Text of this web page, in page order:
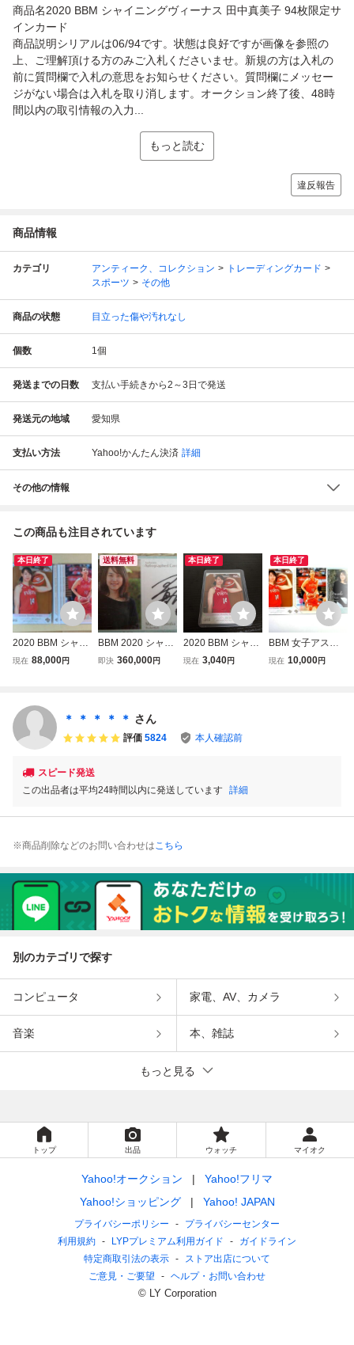
商品名2020 BBM シャイニングヴィーナス 田中真美子 94枚限定サ
インカード
商品説明シリアルは06/94です。状態は良好ですが画像を参照の
上、ご理解頂ける方のみご入札くださいませ。新規の方は入札の
前に質問欄で入札の意思をお知らせください。質問欄にメッセー
ジがない場合は入札を取り消します。オークション終了後、48時
間以内の取引情報の入力...
もっと読む
違反報告
商品情報
カテゴリ アンティーク、コレクション
トレーディングカード
スポーツ
その他
商品の状態 目立った傷や汚れなし
個数 1個
発送までの日数 支払い手続きから2～3日で発送
発送元の地域 愛知県
支払い方法 Yahoo!かんたん決済 詳細
その他の情報
この商品も注目されています
本日終了
2020 BBM シャイ
ニングヴィーナス
ット
現在 88,000円
送料無料
BBM 2020 シャイ
ニングヴィーナ
コンボカード1種
定直筆サインカー
即決 360,000円
本日終了
2020 BBM シャイ
ニングヴィーナス
現在 3,040円
本日終了
BBM 女子アスリ
ートカード シャイ
現在 10,000円
＊ ＊ ＊ ＊ ＊ さん
評価 5824 本人確認前
スピード発送
この出品者は平均24時間以内に発送しています 詳細
※商品削除などのお問い合わせはこちら
別のカテゴリで探す
コンピュータ 家電、AV、カメラ
音楽 本、雑誌
もっと見る
トップ 出品 ウォッチ マイオク
Yahoo!オークション
Yahoo!フリマ
Yahoo!ショッピング
Yahoo! JAPAN
プライバシーポリシー
プライバシーセンター
利用規約
LYPプレミアム利用ガイド
ガイドライン
特定商取引法の表示
ストア出店について
ご意見・ご要望
ヘルプ・お問い合わせ
© LY Corporation